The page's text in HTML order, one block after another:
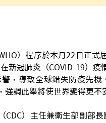
）程序於本月22日正式
新冠肺炎（COVID-19）
，導致全球錯失防疫先
強調此舉將使世界變得更不
CDC）主任兼衛生部副部